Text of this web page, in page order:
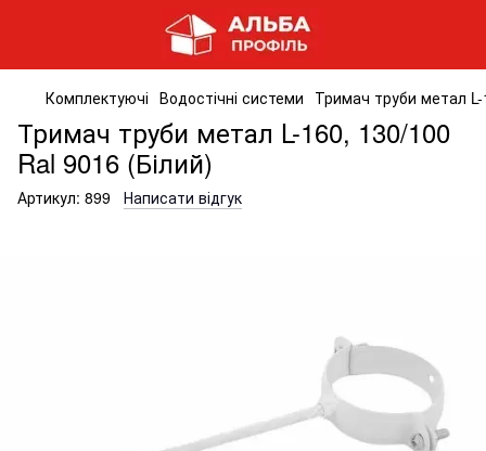
Комплектуючі Водостічні системи Тримач труби метал
Тримач труби метал L-160, 130/100
Ral 9016 (Білий)
Артикул: 899 Написати відгук